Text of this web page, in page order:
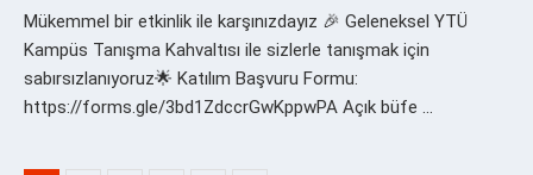
Mükemmel bir etkinlik ile karşınızdayız 🎉 Geleneksel YTÜ
Kampüs Tanışma Kahvaltısı ile sizlerle tanışmak için
sabırsızlanıyoruz🌟 Katılım Başvuru Formu:
https://forms.gle/3bd1ZdccrGwKppwPA Açık büfe …